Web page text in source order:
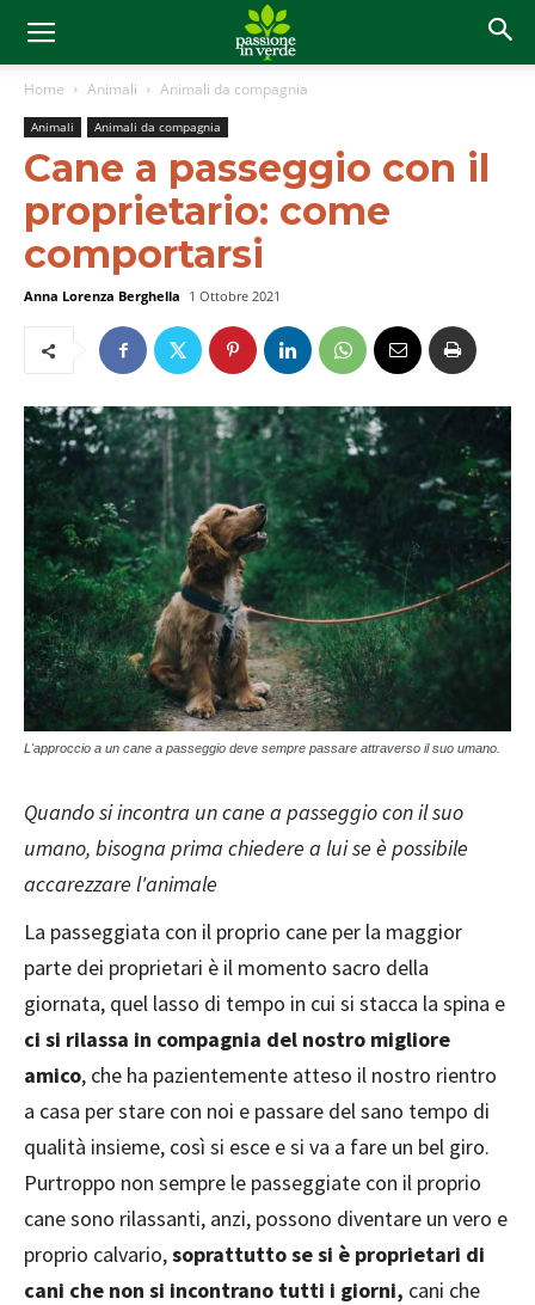
Home Animali Animali da compagnia
Animali Animali da compagnia
Cane a passeggio con il
proprietario: come
comportarsi
Anna Lorenza Berghella 1 Ottobre 2021
L'approccio a un cane a passeggio deve sempre passare attraverso il suo umano.
Quando si incontra un cane a passeggio con il suo
umano, bisogna prima chiedere a lui se è possibile
accarezzare l'animale
La passeggiata con il proprio cane per la maggior
parte dei proprietari è il momento sacro della
giornata, quel lasso di tempo in cui si stacca la spina e
ci si rilassa in compagnia del nostro migliore
amico, che ha pazientemente atteso il nostro rientro
a casa per stare con noi e passare del sano tempo di
qualità insieme, così si esce e si va a fare un bel giro.
Purtroppo non sempre le passeggiate con il proprio
cane sono rilassanti, anzi, possono diventare un vero e
proprio calvario,soprattutto se si è proprietari di
cani che non si incontrano tutti i giorni, cani che